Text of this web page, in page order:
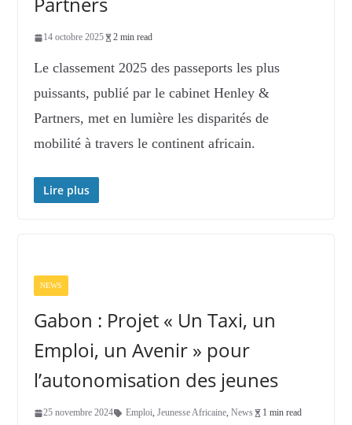
14 octobre 2025 2 min read
Le classement 2025 des passeports les plus
puissants, publié par le cabinet Henley &
Partners, met en lumière les disparités de
mobilité à travers le continent africain.
Lire plus
NEWS
Gabon : Projet « Un Taxi, un
Emploi, un Avenir » pour
l’autonomisation des jeunes
25 novembre 2024 Emploi, Jeunesse Africaine, News 1 min read